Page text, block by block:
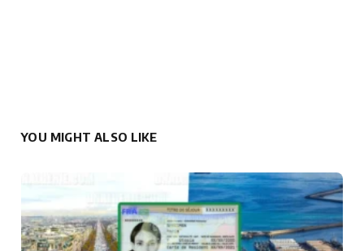
YOU MIGHT ALSO LIKE